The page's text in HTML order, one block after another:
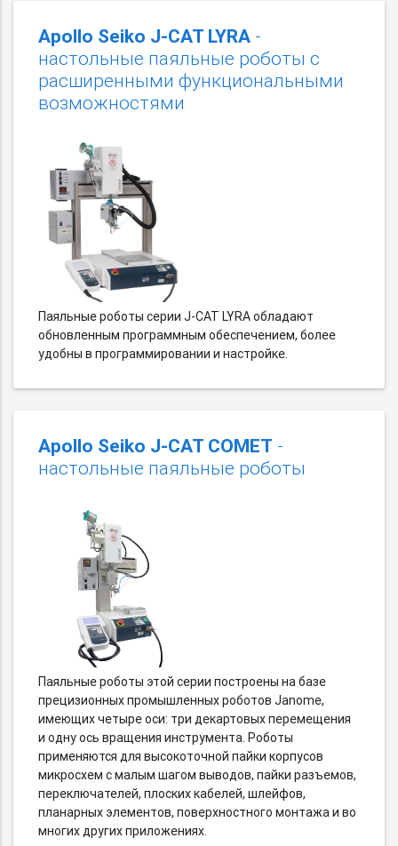
Apollo Seiko J-CAT LYRA -
настольные паяльные роботы с
расширенными функциональными
возможностями
Паяльные роботы серии J-CAT LYRA обладают
обновленным программным обеспечением, более
удобны в программировании и настройке.
Apollo Seiko J-CAT COMET -
настольные паяльные роботы
Паяльные роботы этой серии построены на базе
прецизионных промышленных роботов Janome,
имеющих четыре оси: три декартовых перемещения
и одну ось вращения инструмента. Роботы
применяются для высокоточной пайки корпусов
микросхем с малым шагом выводов, пайки разъемов,
переключателей, плоских кабелей, шлейфов,
планарных элементов, поверхностного монтажа и во
многих других приложениях.